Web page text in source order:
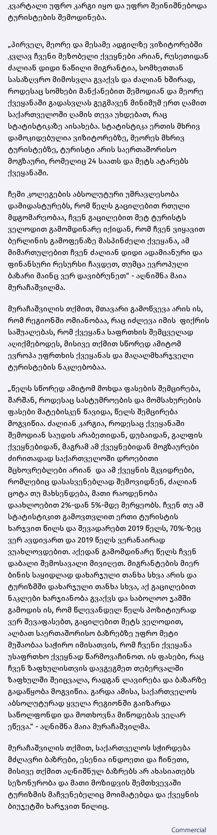
კვარტალი უფრო კარგი იყო და უფრო შეინიშნებოდა
ტურისტების შემოდინება.
„პირველ, მეორე და მესამე ადგილზე ვიზიტორებში
კვლავ ჩვენი მეზობელი ქვეყნები არიან, რუსეთიდან
ძალიან დიდი ნაწილი მიგრანტია, სომხეთთან
სასაზღვრო მიმოსვლა გვაქვს და ძალიან ხშირად,
როდესაც სომხები მანქანებით შემოდიან და მეორე
ქვეყანაში გადასვლას გეგმავენ მინიმუმ ერთ ღამით
საქართველოში ღამის თევა უხდებათ, რაც
სტატისტიკაზე აისახება. სტატისტიკა ერთის მხრივ
დამოკიდებულია ვიზიტორებზე, მეორეს მხრივ
ტურისტებზე, ტურისტი არის საერთაშორისო
მოგზაური, რომელიც 24 საათს და მეტს ატარებს
ქვეყანაში.
ჩემი კოლეგების აბსოლუტური უმრავლესობა
დამიდასტურებს, რომ წელს გაცილებით რთული
მდგომარეობაა, ჩვენ გაცილებით მეტ ტურისტს
ველოდით გამომდინარე იქიდან, რომ ჩვენ ვიყავით
ბერლინის გამოფენაზე მასპინძელი ქვეყანა, ამ
მიმართულებით ჩვენ ძალიან დიდი ადამიანური და
ფინანსური რესურსი ჩავდეთ, თუმცა ევროპული
ბაზარი მაინც ვერ დავიბრუნეთ“ - აღნიშნა მაია
მურაჩაშვილმა.
მურაჩაშვილის თქმით, მთავარი გამოწვევა არის ის,
რომ რეგიონში ომიანობაა, რაც იძლევა იმის ფიქრის
საშუალებას, რომ ქვეყანა საფრთხის შემცველად
აღიქმებოდეს, მისივე თქმით სწორედ ამიტომ
ევროპა უფრთხის ქვეყანას და მაღალმხარჯველი
ტურისტების ნაკლებობაა.
„წელს სწორედ ამიტომ მოხდა ფასების შემცირება,
შარშან, როდესაც სასტუმროების და მომსახურების
ფასები მატებისკენ წავიდა, წელს შემცირება
მოგვიწია. ძალიან კარგია, როდესაც ქვეყანაში
შემოდიან საუდის არაბეთიდან, დუბაიდან, გალფის
ქვეყნებიდან, მაგრამ ამ ქვეყნებიდან მოგზაურები
ძირითადად საქართველოში დროებითი
მცხოვრებლები არიან და ამ ქვეყნის მკვიდრები,
რომლებიც დასასვენებლად შემოვიდნენ, ძალიან
ცოტა თუ მახსენდება, მათი რაოდენობა
დაახლოებით 2%-დან 5%-მდე მერყეობს. ჩვენ თუ ამ
სტატისტიკით გამოვთვლით ერთი ტურისტის
ხარჯვით წილს და შევადარებთ 2019 წელს, 70%-ზეც
ვერ ავდივართ და 2019 წელს ვერანაირად
ვუახლოვდებით. აქედან გამომდინარე წელს ჩვენ
დაბალი შემოსავალი მივიღეთ. მიგრანტების მიერ
ბინის საყიდლად დახარჯული თანხა სხვა არის და
ტურიზმში დახარჯული თანხა სხვა, აქ გაცილებით
ნაკლები ხარჯიანობა გვაქვს და საბოლოო ჯამში
გამოდის ის, რომ წლევანდელ წელს პოზიტიურად
ვერ შევაფასებთ, გაცილებით მეტს ველოდით,
ალბათ საერთაშორისო ბაზრებზე უფრო მეტი
მუშაობაა საჭირო იმისათვის, რომ ჩვენი ქვეყანა
უსაფრთხო ქვეყნად წარმოვაჩინოთ. ის ფასები, რაც
ჩვენ ზაფხულისთვის დავგეგმეთ თებერვალში
ზაფხულში შეიცვალა, რადგან ლავირება და ბაზარზე
გადაწყობა მოგვიწია. გარდა ამისა, საქართველოს
აბსოლუტურად ყველა რეგიონში გაიზარდა
საწოლფონდი და მოთხოვნა მიწოდებას ვეღარ
ეწევა.“ - აღნიშნა მაია მურაჩაშვილმა.
მურაჩაშვილის თქმით, საქართველოს სჭირდება
მძლავრი ბაზრები, ესენია ინდოეთი და ჩინეთი,
მისივე თქმით აღნიშნულ ბაზრებს არ ახასიათებს
სეზონურობა და მათი მოზიდვის შემთხვევაში
ტურიზმის მაჩვენებელიც მოიმატებდა და ქვეყნის
ბიუჯეტში ხარჯვით წილიც.